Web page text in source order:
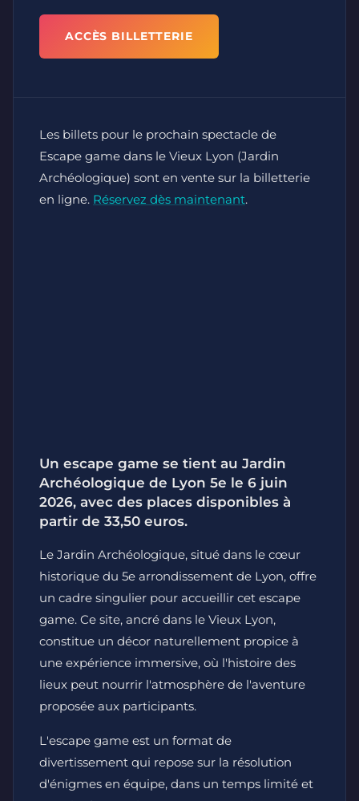
ACCÈS BILLETTERIE
Les billets pour le prochain spectacle de
Escape game dans le Vieux Lyon (Jardin
Archéologique) sont en vente sur la billetterie
en ligne. Réservez dès maintenant.
Un escape game se tient au Jardin
Archéologique de Lyon 5e le 6 juin
2026, avec des places disponibles à
partir de 33,50 euros.
Le Jardin Archéologique, situé dans le cœur
historique du 5e arrondissement de Lyon, offre
un cadre singulier pour accueillir cet escape
game. Ce site, ancré dans le Vieux Lyon,
constitue un décor naturellement propice à
une expérience immersive, où l'histoire des
lieux peut nourrir l'atmosphère de l'aventure
proposée aux participants.
L'escape game est un format de
divertissement qui repose sur la résolution
d'énigmes en équipe, dans un temps limité et